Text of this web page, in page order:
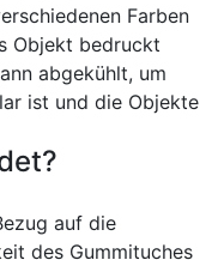
Farben
Objekt bedruckt
abgekühlt, um
ist und die Objekte
auf die
des Gummituches